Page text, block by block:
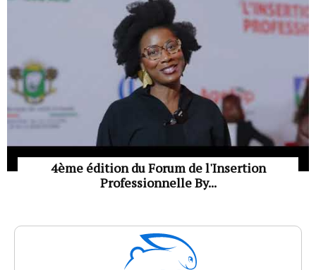
4ème édition du Forum de l'Insertion
Professionnelle By...